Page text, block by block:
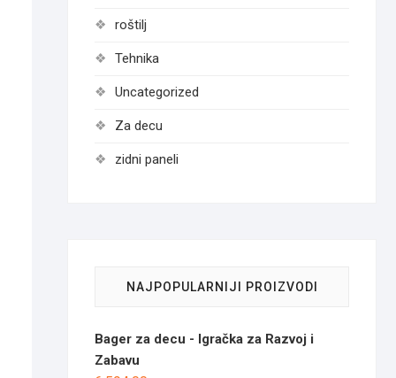
roštilj
Tehnika
Uncategorized
Za decu
zidni paneli
NAJPOPULARNIJI PROIZVODI
Bager za decu - Igračka za Razvoj i
Zabavu